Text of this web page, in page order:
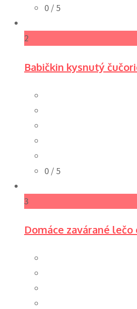
0 / 5
2
Babičkin kysnutý
0 / 5
3
Domáce zavárané lečo